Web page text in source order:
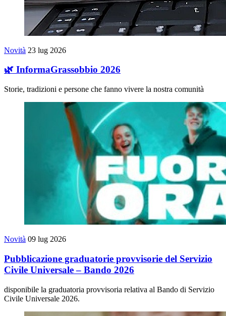
Novità 23 lug 2026
🌿 InformaGrassobbio 2026
Storie, tradizioni e persone che fanno vivere la nostra comunità
Novità 09 lug 2026
Pubblicazione graduatorie provvisorie del Servizio
Civile Universale – Bando 2026
disponibile la graduatoria provvisoria relativa al Bando di Servizio
Civile Universale 2026.